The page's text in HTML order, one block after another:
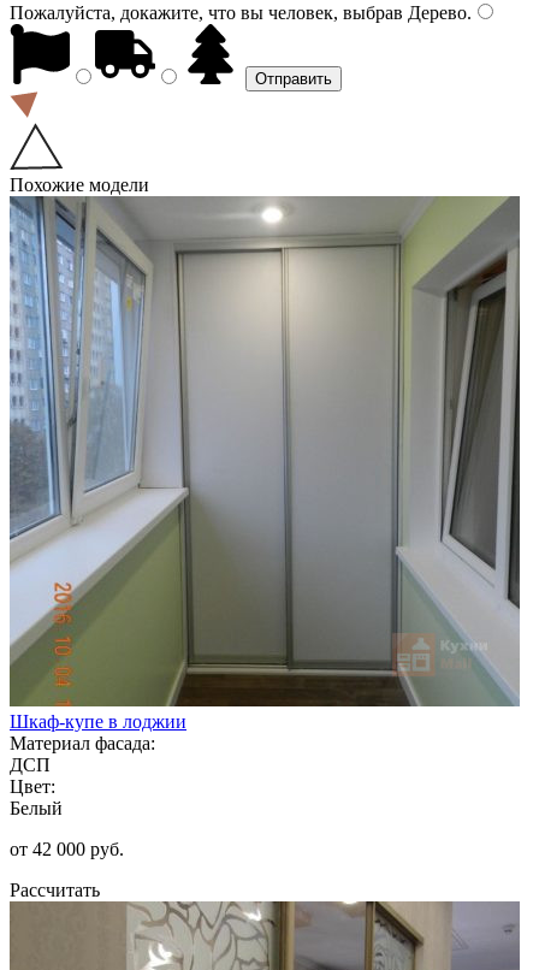
Пожалуйста, докажите, что вы человек, выбрав Дерево.
Похожие модели
Шкаф-купе в лоджии
Материал фасада:
ДСП
Цвет:
Белый
от 42 000 руб.
Рассчитать